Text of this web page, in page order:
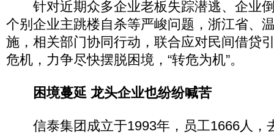
针对近期众多企业老板失踪潜逃、企业
个别企业主跳楼自杀等严峻问题，浙江省、
施，相关部门协同行动，联合应对民间借贷
危机，力争尽快摆脱困境，“转危为机”。
困境蔓延 龙头企业也纷纷喊苦
信泰集团成立于1993年，员工1666人，